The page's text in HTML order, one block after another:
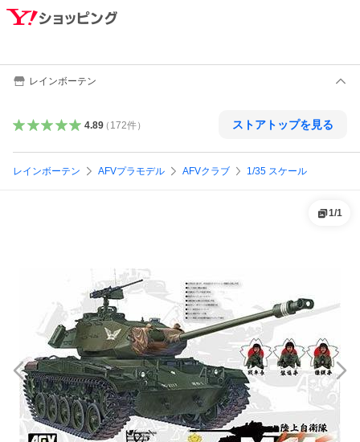
レインボーテン
4.89（ 172件） ストアトップを見る
レインボーテン AFVプラモデル AFVクラブ 1/35 スケール
1/1